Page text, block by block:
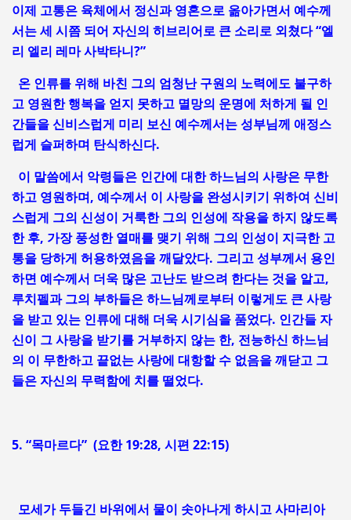
이제 고통은 육체에서 정신과 영혼으로 옮아가면서 예수께
서는 세 시쯤 되어 자신의 히브리어로 큰 소리로 외쳤다 “엘
리 엘리 레마 사박타니?”
온 인류를 위해 바친 그의 엄청난 구원의 노력에도 불구하
고 영원한 행복을 얻지 못하고 멸망의 운명에 처하게 될 인
간들을 신비스럽게 미리 보신 예수께서는 성부님께 애정스
럽게 슬퍼하며 탄식하신다.
이 말씀에서 악령들은 인간에 대한 하느님의 사랑은 무한
하고 영원하며, 예수께서 이 사랑을 완성시키기 위하여 신비
스럽게 그의 신성이 거룩한 그의 인성에 작용을 하지 않도록
한 후, 가장 풍성한 열매를 맺기 위해 그의 인성이 지극한 고
통을 당하게 허용하였음을 깨달았다. 그리고 성부께서 용인
하면 예수께서 더욱 많은 고난도 받으려 한다는 것을 알고,
루치펠과 그의 부하들은 하느님께로부터 이렇게도 큰 사랑
을 받고 있는 인류에 대해 더욱 시기심을 품었다. 인간들 자
신이 그 사랑을 받기를 거부하지 않는 한, 전능하신 하느님
의 이 무한하고 끝없는 사랑에 대항할 수 없음을 깨닫고 그
들은 자신의 무력함에 치를 떨었다.
5. “목마르다” (요한 19:28, 시편 22:15)
모세가 두들긴 바위에서 물이 솟아나게 하시고 사마리아